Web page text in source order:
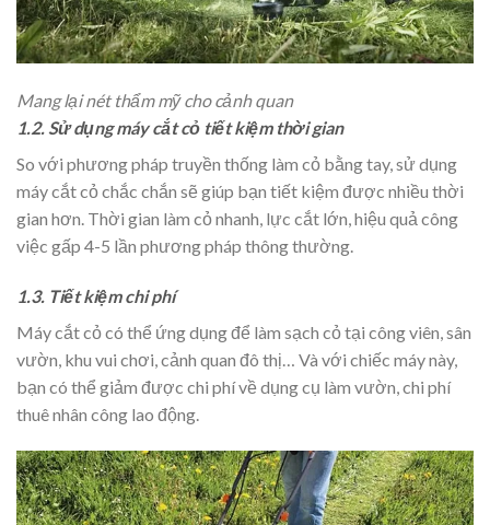
Mang lại nét thẩm mỹ cho cảnh quan
1.2. Sử dụng máy cắt cỏ tiết kiệm thời gian
So với phương pháp truyền thống làm cỏ bằng tay, sử dụng
máy cắt cỏ chắc chắn sẽ giúp bạn tiết kiệm được nhiều thời
gian hơn. Thời gian làm cỏ nhanh, lực cắt lớn, hiệu quả công
việc gấp 4-5 lần phương pháp thông thường.
1.3. Tiết kiệm chi phí
Máy cắt cỏ có thể ứng dụng để làm sạch cỏ tại công viên, sân
vườn, khu vui chơi, cảnh quan đô thị… Và với chiếc máy này,
bạn có thể giảm được chi phí về dụng cụ làm vườn, chi phí
thuê nhân công lao động.